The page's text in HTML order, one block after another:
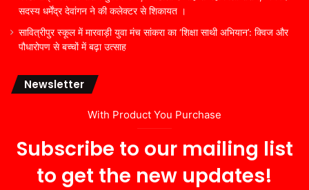
सदस्य धर्मेंद्र देवांगन ने की कलेक्टर से शिकायत ।
सावित्रीपुर स्कूल में मारवाड़ी युवा मंच सांकरा का ‘शिक्षा साथी अभियान’: क्विज और
पौधारोपण से बच्चों में बढ़ा उत्साह
Newsletter
With Product You Purchase
Subscribe to our mailing list
to get the new updates!